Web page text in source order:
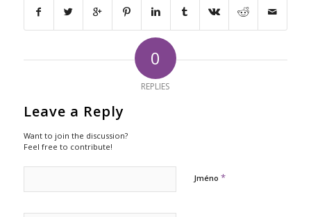
0
REPLIES
Leave a Reply
Want to join the discussion?
Feel free to contribute!
Jméno *